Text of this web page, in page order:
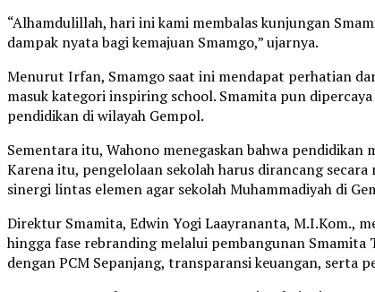
“Alhamdulillah, hari ini kami membalas kunjungan
dampak nyata bagi kemajuan Smamgo,” ujarnya.
Menurut Irfan, Smamgo saat ini mendapat perhatian
masuk kategori inspiring school. Smamita pun
pendidikan di wilayah Gempol.
Sementara itu, Wahono menegaskan bahwa pendidikan
Karena itu, pengelolaan sekolah harus dirancang
sinergi lintas elemen agar sekolah Muhammadiyah di
Direktur Smamita, Edwin Yogi Laayrananta, M.I.Kom.,
hingga fase rebranding melalui pembangunan
dengan PCM Sepanjang, transparansi keuangan, serta